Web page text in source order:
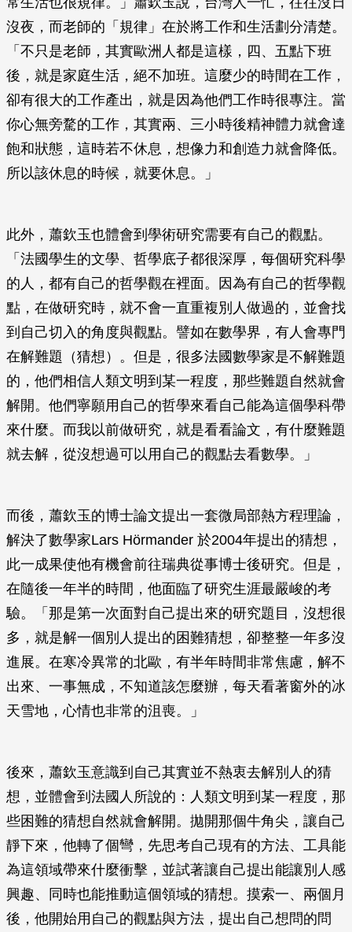
沒夜，而老師的「規律」在於將工作和生活劃分清楚。
「不只是老師，其實歐洲人都是這樣，四、五點下班
後，就是家庭生活，絕不加班。這麼少的時間在工作，
卻有很大的工作產出，就是因為他們工作時很專注。當
你心無旁騖的工作，其實兩、三小時後精神體力就會達
飽和狀態，這時若不休息，想像力和創造力就會降低。
所以該休息的時候，就要休息。」
此外，蕭欽玉也體會到學術研究需要有自己的觀點。
「法國學生的文學、哲學底子都很深厚，每個研究科學
的人，都有自己的哲學觀在裡面。因為有自己的哲學觀
點，在做研究時，就不會一直重複別人做過的，並會找
到自己切入的角度與觀點。譬如在數學界，有人會專門
在解難題（猜想）。但是，很多法國數學家是不解難題
的，他們相信人類文明到某一程度，那些難題自然就會
解開。他們寧願用自己的哲學來看自己能為這個學科帶
來什麼。而我以前做研究，就是看看論文，有什麼難題
就去解，從沒想過可以用自己的觀點去看數學。」
而後，蕭欽玉的博士論文提出一套微局部熱方程理論，
解決了數學家Lars Hörmander 於2004年提出的猜想，
此一成果使他有機會前往瑞典從事博士後研究。但是，
在隨後一年半的時間，他面臨了研究生涯最嚴峻的考
驗。「那是第一次面對自己提出來的研究題目，沒想很
多，就是解一個別人提出的困難猜想，卻整整一年多沒
進展。在寒冷異常的北歐，有半年時間非常焦慮，解不
出來、一事無成，不知道該怎麼辦，每天看著窗外的冰
天雪地，心情也非常的沮喪。」
後來，蕭欽玉意識到自己其實並不熱衷去解別人的猜
想，並體會到法國人所說的：人類文明到某一程度，那
些困難的猜想自然就會解開。拋開那個牛角尖，讓自己
靜下來，他轉了個彎，先思考自己現有的方法、工具能
為這領域帶來什麼衝擊，並試著讓自己提出能讓別人感
興趣、同時也能推動這個領域的猜想。摸索一、兩個月
後，他開始用自己的觀點與方法，提出自己想問的問